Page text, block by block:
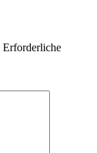
Erforderliche